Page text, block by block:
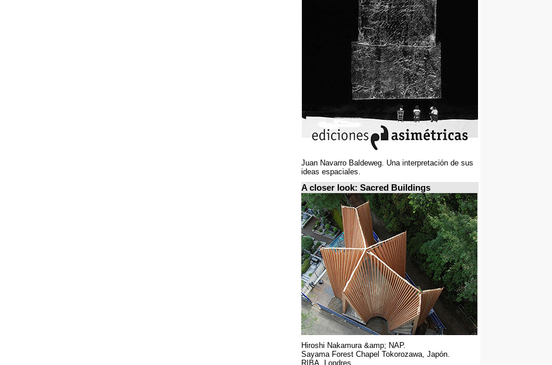
Juan Navarro Baldeweg. Una interpretación de sus
ideas espaciales.
A closer look: Sacred Buildings
Hiroshi Nakamura &amp; NAP.
Sayama Forest Chapel Tokorozawa, Japón.
RIBA, Londres.